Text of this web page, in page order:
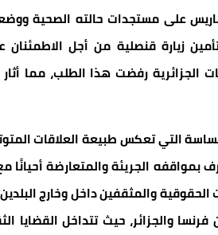
على مستجدات حالته الصحية
زيارة قنصلية من أجل
الجزائرية رفضت هذا الطلب، مما
التي تعكس طبيعة العلاقات
الجريئة والمتعارضة أحيانًا
والمثقفين داخل وخارج
والجزائر، حيث تتداخل القضايا